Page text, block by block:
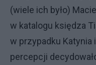
(wiele ich było)
w katalogu księdza
w przypadku
percepcji